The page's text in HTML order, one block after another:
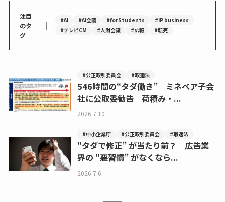
注目
のタ
グ
｜ #AI #AI会議 #forStudents
#IP business
#テレビCM
#人財会議 #広報 #転売
#公正取引委員会 #取適法
546時間の“タダ働き” ミネベア子会
社に公取委勧告 荷積み・...
2026.7.10
#中小企業庁 #公正取引委員会 #取適法
“タダで修正” が当たり前？ 広告業
界の “悪習慣” がなくなら...
2026.7.6